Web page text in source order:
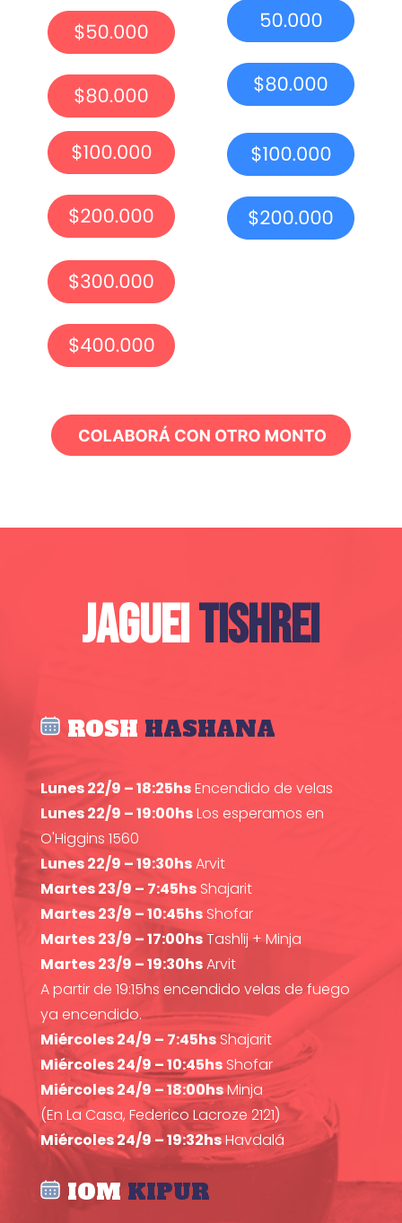
JAGUEITISHREI
ROSH HASHANA
Lunes 22/9 – 18:25hsEncendido de velas
Lunes 22/9 – 19:00hsLos esperamos en
O'Higgins 1560
Lunes 22/9 – 19:30hsArvit
Martes 23/9 – 7:45hsShajarit
Martes 23/9 – 10:45hsShofar
Martes 23/9 – 17:00hsTashlij + Minja
Martes 23/9 – 19:30hsArvit
A partir de 19:15hs encendido velas de fuego
ya encendido.
Miércoles 24/9 – 7:45hsShajarit
Miércoles 24/9 – 10:45hsShofar
Miércoles 24/9 – 18:00hsMinja
(En La Casa, Federico Lacroze 2121)
Miércoles 24/9 – 19:32hsHavdalá
IOM KIPUR